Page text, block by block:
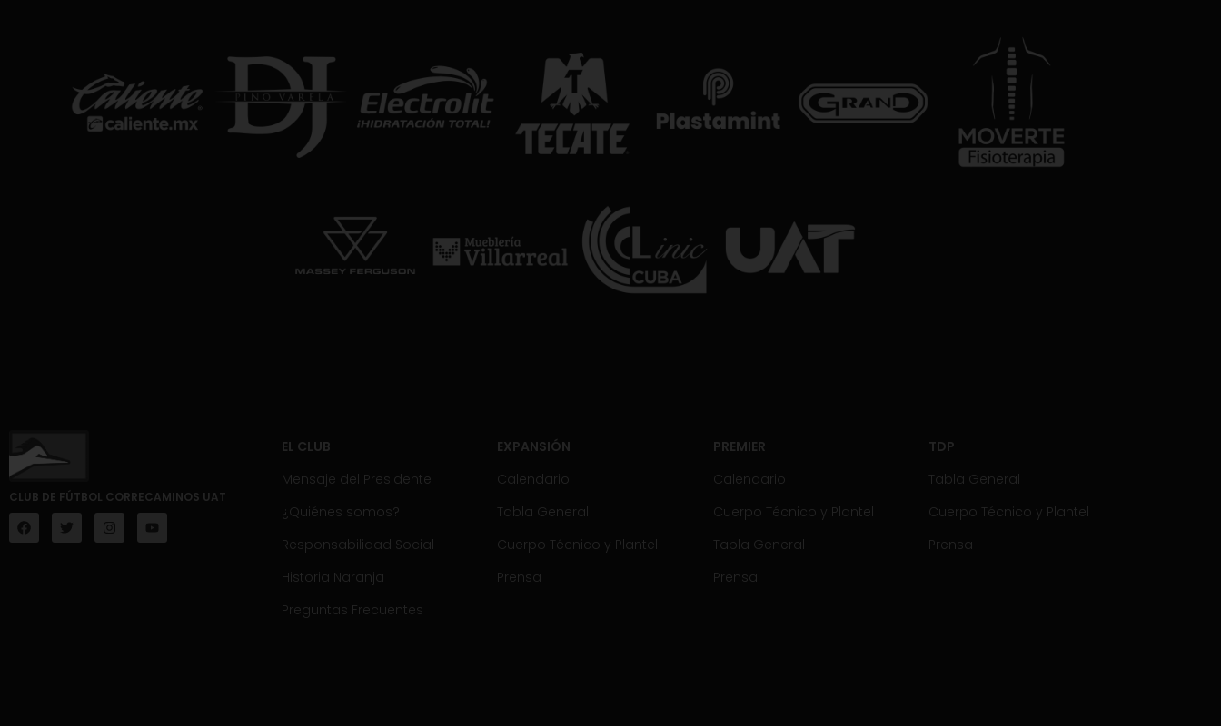
CLUB DE FÚTBOL CORRECAMINOS UAT
EL CLUB
Mensaje del Presidente
¿Quiénes somos?
Responsabilidad Social
Historia Naranja
Preguntas Frecuentes
EXPANSIÓN
Calendario
Tabla General
Cuerpo Técnico y Plantel
Prensa
PREMIER
Calendario
Cuerpo Técnico y Plantel
Tabla General
Prensa
TDP
Tabla General
Cuerpo Técnico y Plantel
Prensa